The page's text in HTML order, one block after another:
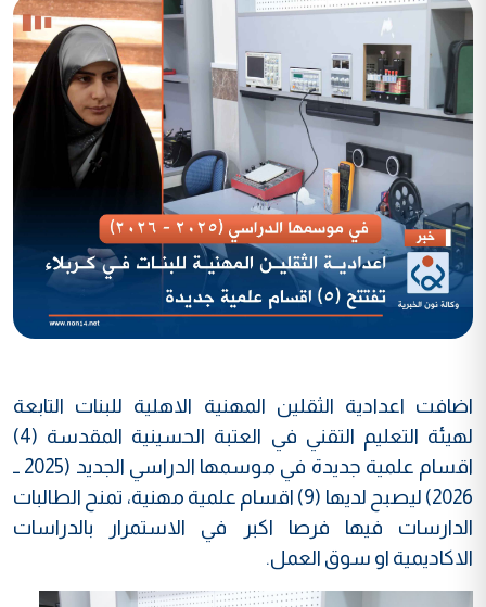
اضافت اعدادية الثقلين المهنية الاهلية للبنات التابعة
لهيئة التعليم التقني في العتبة الحسينية المقدسة (4)
اقسام علمية جديدة في موسمها الدراسي الجديد (2025 ــ
2026) ليصبح لديها (9) اقسام علمية مهنية، تمنح الطالبات
الدارسات فيها فرصا اكبر في الاستمرار بالدراسات
الاكاديمية او سوق العمل.